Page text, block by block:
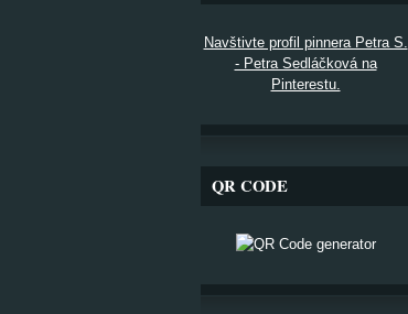
Navštivte profil pinnera Petra S.
- Petra Sedláčková na
Pinterestu.
QR CODE